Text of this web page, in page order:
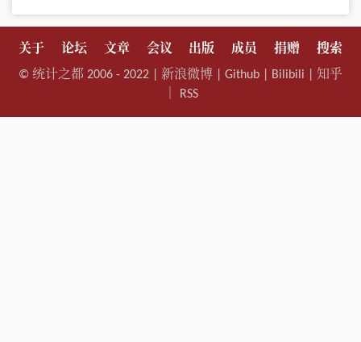
关于 论坛 文章 会议 出版 成员 捐赠
搜索
© 统计之都 2006 - 2022 | 新浪微博 Github Bilibili
知乎
RSS